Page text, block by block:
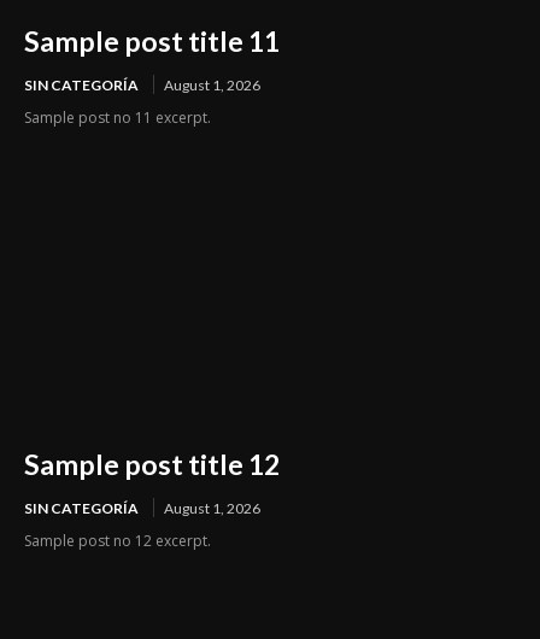
Sample post title 11
SIN CATEGORÍA August 1, 2026
Sample post no 11 excerpt.
Sample post title 12
SIN CATEGORÍA August 1, 2026
Sample post no 12 excerpt.